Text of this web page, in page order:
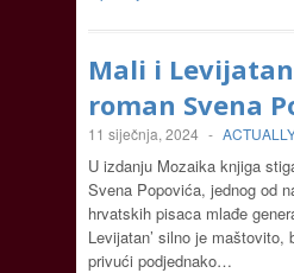
Mali i
roman Svena
11 siječnja, 2024 - ACTUALLY
U izdanju Mozaika knjiga
Svena Popovića, jednog od
hrvatskih pisaca mlađe
Levijatan’ silno je
privući podjednako…